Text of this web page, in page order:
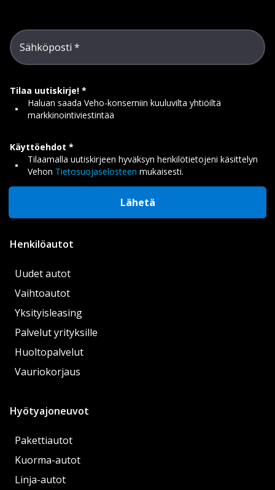
Sähköposti
Tilaa uutiskirje!
Haluan saada Veho-konserniin kuuluvilta yhtiöiltä
markkinointiviestintää
Käyttöehdot
Tilaamalla uutiskirjeen hyväksyn henkilötietojeni käsittelyn
Vehon Tietosuojaselosteen mukaisesti.
Lähetä
Henkilöautot
Uudet autot
Vaihtoautot
Yksityisleasing
Palvelut yrityksille
Huoltopalvelut
Vauriokorjaus
Hyötyajoneuvot
Pakettiautot
Kuorma-autot
Linja-autot